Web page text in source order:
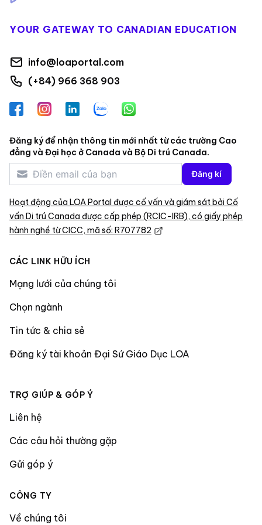
YOUR GATEWAY TO CANADIAN EDUCATION
info@loaportal.com
(+84) 966 368 903
FacebookInstagramLinkedInZalo WhatsApp
Đăng ký để nhận thông tin mới nhất từ các trường Cao
đẳng và Đại học ở Canada và Bộ Di trú Canada.
Đăng kí
Hoạt động của LOA Portal được cố vấn và giám sát bởi Cố
vấn Di trú Canada được cấp phép (RCIC-IRB), có giấy phép
hành nghề từ CICC, mã số: R707782
CÁC LINK HỮU ÍCH
Mạng lưới của chúng tôi
Chọn ngành
Tin tức & chia sẻ
Đăng ký tài khoản Đại Sứ Giáo Dục LOA
TRỢ GIÚP & GÓP Ý
Liên hệ
Các câu hỏi thường gặp
Gửi góp ý
CÔNG TY
Về chúng tôi